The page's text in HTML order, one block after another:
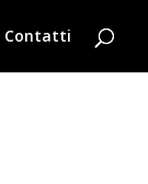
Contatti